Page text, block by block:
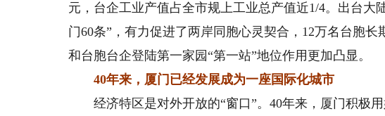
元，台企工业产值占全市规上工业总产值近1/4。出台
门60条”，有力促进了两岸同胞心灵契合，12万名台胞
和台胞台企登陆第一家园“第一站”地位作用更加凸显。
40年来，厦门已经发展成为一座国际化城市
经济特区是对外开放的“窗口”。40年来，厦门积极